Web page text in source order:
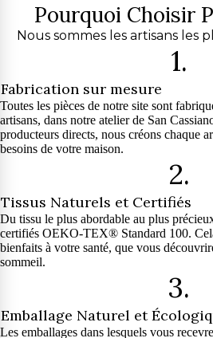
Pourquoi Choisir
Nous sommes les artisans les
1.
Fabrication sur mesure
Toutes les pièces de notre site sont
artisans, dans notre atelier de San
producteurs directs, nous créons chaque
besoins de votre maison.
2.
Tissus Naturels et Certifiés
Du tissu le plus abordable au plus
certifiés OEKO-TEX® Standard 100.
bienfaits à votre santé, que vous
sommeil.
3.
Emballage Naturel et
Les emballages dans lesquels vous